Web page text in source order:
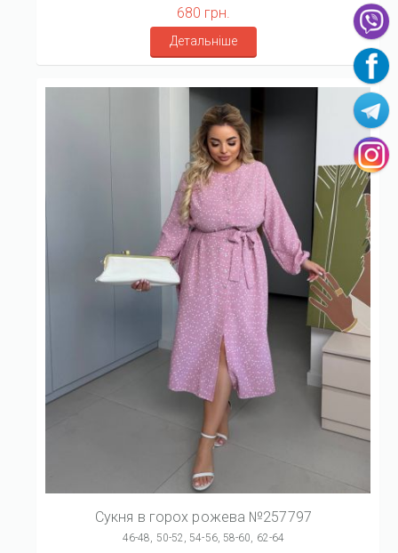
680 грн.
Детальніше
Сукня в горох рожева №257797
46-48, 50-52, 54-56, 58-60, 62-64